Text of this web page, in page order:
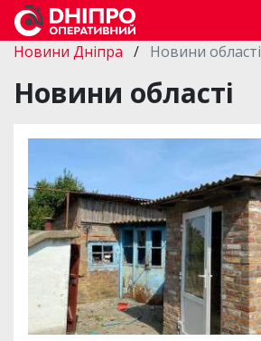
Новини Дніпра / Новини області
Новини області